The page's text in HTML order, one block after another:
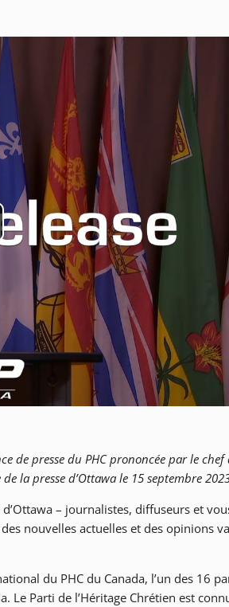
de presse du PHC prononcée par le chef
la presse d’Ottawa le 15 septembre
– journalistes, diffuseurs et
nouvelles actuelles et des opinions
du PHC du Canada, l’un des 16
Le Parti de l’Héritage Chrétien est